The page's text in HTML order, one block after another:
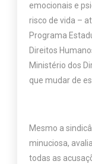
emocionais e
risco de vida –
Programa
Direitos
Ministério dos
que mudar de
Mesmo a
minuciosa,
todas as